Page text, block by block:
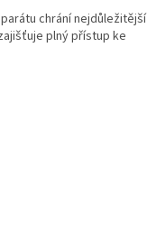
chrání nejdůležitější
plný přístup ke